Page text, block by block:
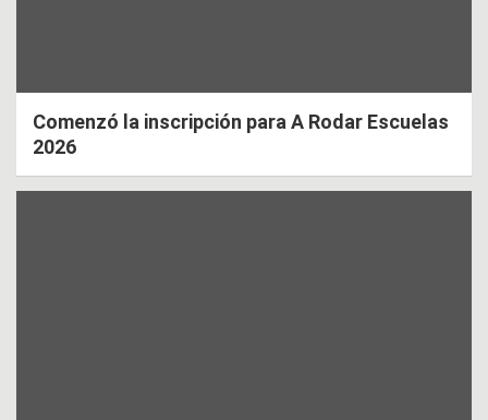
Comenzó la inscripción para A Rodar Escuelas
2026